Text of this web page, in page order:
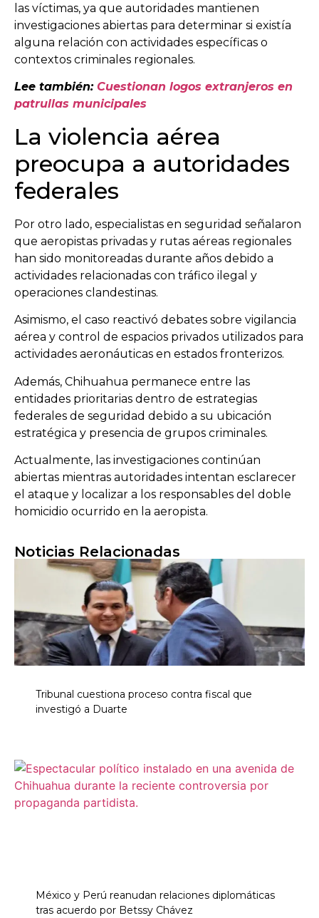
las víctimas, ya que autoridades mantienen
investigaciones abiertas para determinar si existía
alguna relación con actividades específicas o
contextos criminales regionales.
Lee también: Cuestionan logos extranjeros en
patrullas municipales
La violencia aérea
preocupa a autoridades
federales
Por otro lado, especialistas en seguridad señalaron
que aeropistas privadas y rutas aéreas regionales
han sido monitoreadas durante años debido a
actividades relacionadas con tráfico ilegal y
operaciones clandestinas.
Asimismo, el caso reactivó debates sobre vigilancia
aérea y control de espacios privados utilizados para
actividades aeronáuticas en estados fronterizos.
Además, Chihuahua permanece entre las
entidades prioritarias dentro de estrategias
federales de seguridad debido a su ubicación
estratégica y presencia de grupos criminales.
Actualmente, las investigaciones continúan
abiertas mientras autoridades intentan esclarecer
el ataque y localizar a los responsables del doble
homicidio ocurrido en la aeropista.
Noticias Relacionadas
Tribunal cuestiona proceso contra fiscal que
investigó a Duarte
México y Perú reanudan relaciones diplomáticas
tras acuerdo por Betssy Chávez